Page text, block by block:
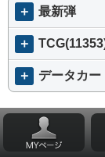
＋ 最新弾
＋
＋ データカー